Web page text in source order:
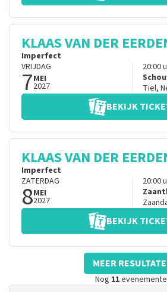
KLAAS VAN DER
Imperfect
VRIJDAG
7MEI
2027
20:00
Tiel,
BEKIJK
KLAAS VAN DER
Imperfect
ZATERDAG
8MEI
2027
20:00
BEKIJK
MEER
Nog 11